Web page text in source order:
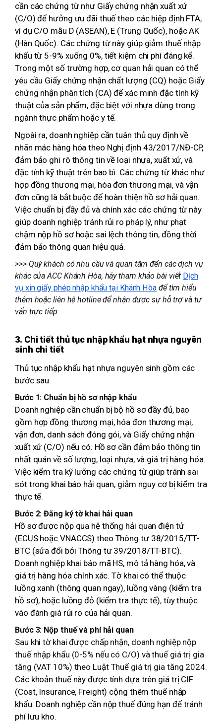
cần các chứng từ như Giấy chứng nhận xuất xứ
(C/O) để hưởng ưu đãi thuế theo các hiệp định FTA,
ví dụ C/O mẫu D (ASEAN), E (Trung Quốc), hoặc AK
(Hàn Quốc). Các chứng từ này giúp giảm thuế nhập
khẩu từ 5-9% xuống 0%, tiết kiệm chi phí đáng kể.
Trong một số trường hợp, cơ quan hải quan có thể
yêu cầu Giấy chứng nhận chất lượng (CQ) hoặc Giấy
chứng nhận phân tích (CA) để xác minh đặc tính kỹ
thuật của sản phẩm, đặc biệt với nhựa dùng trong
ngành thực phẩm hoặc y tế.
Ngoài ra, doanh nghiệp cần tuân thủ quy định về
nhãn mác hàng hóa theo Nghị định 43/2017/NĐ-CP,
đảm bảo ghi rõ thông tin về loại nhựa, xuất xứ, và
đặc tính kỹ thuật trên bao bì. Các chứng từ khác như
hợp đồng thương mại, hóa đơn thương mại, và vận
đơn cũng là bắt buộc để hoàn thiện hồ sơ hải quan.
Việc chuẩn bị đầy đủ và chính xác các chứng từ này
giúp doanh nghiệp tránh rủi ro pháp lý, như phạt
chậm nộp hồ sơ hoặc sai lệch thông tin, đồng thời
đảm bảo thông quan hiệu quả.
>>> Quý khách có nhu cầu và quan tâm đến các dịch vụ
khác của ACC Khánh Hòa, hãy tham khảo bài viết Dịch
vụ xin giấy phép nhập khẩu tại Khánh Hòa để tìm hiểu
thêm hoặc liên hệ hotline để nhận được sự hỗ trợ và tư
vấn trực tiếp
3. Chi tiết thủ tục nhập khẩu hạt nhựa nguyên
sinh chi tiết
Thủ tục nhập khẩu hạt nhựa nguyên sinh gồm các
bước sau.
Bước 1: Chuẩn bị hồ sơ nhập khẩu
Doanh nghiệp cần chuẩn bị bộ hồ sơ đầy đủ, bao
gồm hợp đồng thương mại, hóa đơn thương mại,
vận đơn, danh sách đóng gói, và Giấy chứng nhận
xuất xứ (C/O) nếu có. Hồ sơ cần đảm bảo thông tin
nhất quán về số lượng, loại nhựa, và giá trị hàng hóa.
Việc kiểm tra kỹ lưỡng các chứng từ giúp tránh sai
sót trong khai báo hải quan, giảm nguy cơ bị kiểm tra
thực tế.
Bước 2: Đăng ký tờ khai hải quan
Hồ sơ được nộp qua hệ thống hải quan điện tử
(ECUS hoặc VNACCS) theo Thông tư 38/2015/TT-
BTC (sửa đổi bởi Thông tư 39/2018/TT-BTC).
Doanh nghiệp khai báo mã HS, mô tả hàng hóa, và
giá trị hàng hóa chính xác. Tờ khai có thể thuộc
luồng xanh (thông quan ngay), luồng vàng (kiểm tra
hồ sơ), hoặc luồng đỏ (kiểm tra thực tế), tùy thuộc
vào đánh giá rủi ro của hải quan.
Bước 3: Nộp thuế và phí hải quan
Sau khi tờ khai được chấp nhận, doanh nghiệp nộp
thuế nhập khẩu (0-5% nếu có C/O) và thuế giá trị gia
tăng (VAT 10%) theo Luật Thuế giá trị gia tăng 2024.
Các khoản thuế này được tính dựa trên giá trị CIF
(Cost, Insurance, Freight) cộng thêm thuế nhập
khẩu. Doanh nghiệp cần nộp thuế đúng hạn để tránh
phí lưu kho.